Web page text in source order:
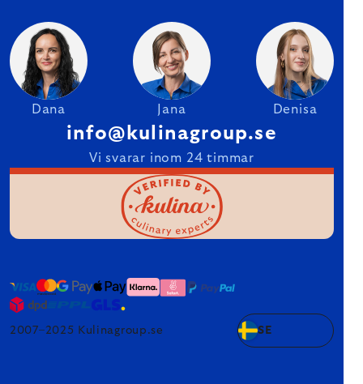
Dana Jana Denisa
info@kulinagroup.se
Vi svarar inom 24 timmar
2007–2025 Kulinagroup.se SE